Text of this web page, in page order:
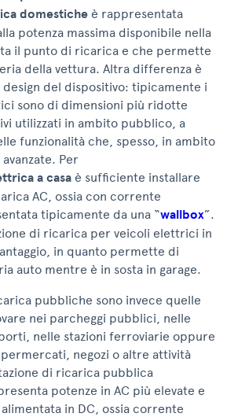
domestiche è rappresentata
potenza massima disponibile nella
il punto di ricarica e che permette
della vettura. Altra differenza è
del dispositivo: tipicamente i
sono di dimensioni più ridotte
utilizzati in ambito pubblico, a
funzionalità che, spesso, in ambito
Per
a casa è sufficiente installare
AC, ossia con corrente
tipicamente da una “wallbox”.
di ricarica per veicoli elettrici in
in quanto permette di
auto mentre è in sosta in garage.
pubbliche sono invece quelle
nei parcheggi pubblici, nelle
nelle stazioni ferroviarie oppure
negozi o altre attività
di ricarica pubblica
potenze in AC più elevate e
in DC, ossia corrente